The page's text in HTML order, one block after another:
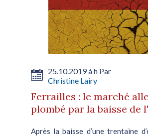
25.10.2019 à h Par
Christine Lairy
Ferrailles : le marché
plombé par la baisse de
Après la baisse d’une trentaine